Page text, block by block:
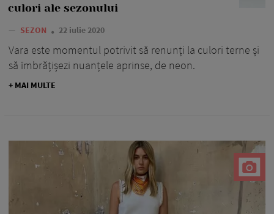
culori ale sezonului
— SEZON 22 iulie 2020
Vara este momentul potrivit să renunți la culori terne și
să îmbrățișezi nuanțele aprinse, de neon.
+ MAI MULTE